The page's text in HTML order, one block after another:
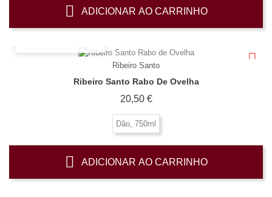
ADICIONAR AO CARRINHO
Ribeiro Santo
Ribeiro Santo Rabo De Ovelha
20,50 €Preço
Dão, 750ml
ADICIONAR AO CARRINHO